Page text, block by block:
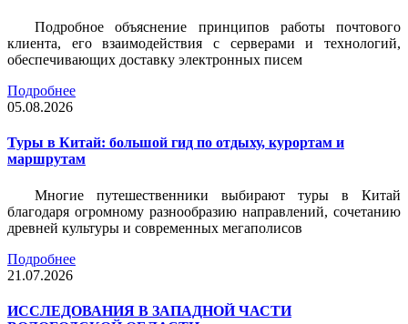
Подробное объяснение принципов работы почтового
клиента, его взаимодействия с серверами и технологий,
обеспечивающих доставку электронных писем
Подробнее
05.08.2026
Туры в Китай: большой гид по отдыху, курортам и
маршрутам
Многие путешественники выбирают туры в Китай
благодаря огромному разнообразию направлений, сочетанию
древней культуры и современных мегаполисов
Подробнее
21.07.2026
ИССЛЕДОВАНИЯ В ЗАПАДНОЙ ЧАСТИ